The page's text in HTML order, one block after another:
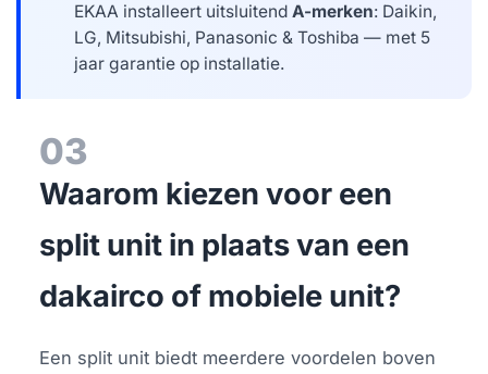
EKAA installeert uitsluitendA-merken: Daikin,
LG, Mitsubishi, Panasonic & Toshiba — met 5
jaar garantie op installatie.
03
Waarom kiezen voor een
split unit in plaats van een
dakairco of mobiele unit?
Een split unit biedt meerdere voordelen boven